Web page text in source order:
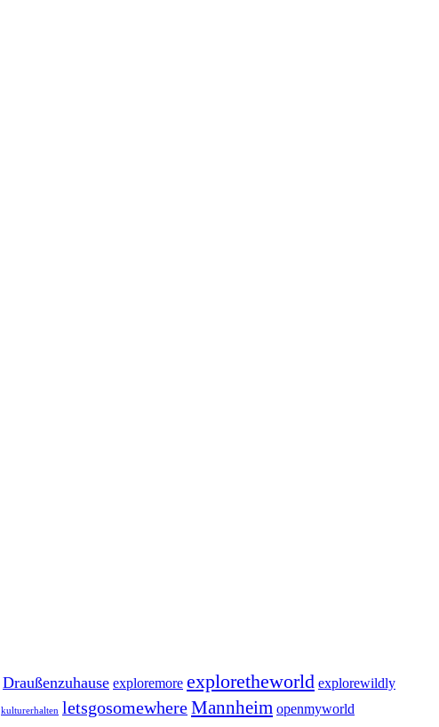
Draußenzuhause exploremore exploretheworld explorewildly
kulturerhalten letsgosomewhereMannheim openmyworld